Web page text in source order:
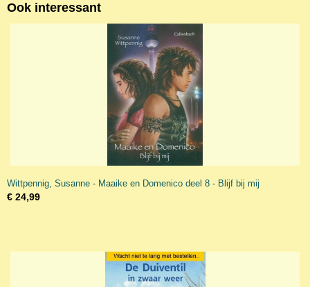
Ook interessant
Wittpennig, Susanne - Maaike en Domenico deel 8 - Blijf bij mij
€ 24,99